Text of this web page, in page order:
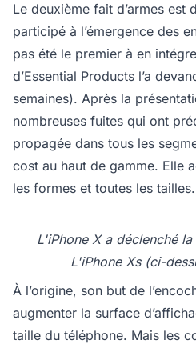
Le deuxième fait d’armes est
participé à l’émergence des
pas été le premier à en
d’Essential Products l’a
semaines). Après la
nombreuses fuites qui ont
propagée dans tous les
cost au haut de gamme. Elle
les formes et toutes les tailles.
L'iPhone X a déclenché
L'iPhone Xs (ci-
À l’origine, son but de
augmenter la surface
taille du téléphone. Mais les